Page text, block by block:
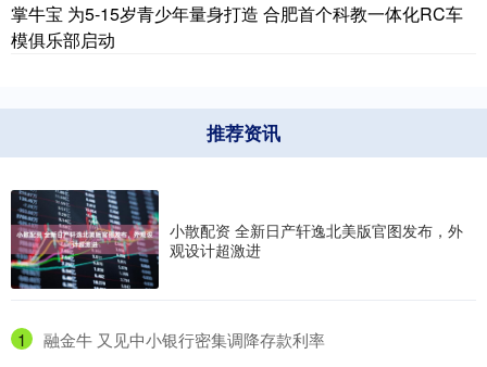
掌牛宝 为5-15岁青少年量身打造 合肥首个科教一体化RC车
模俱乐部启动
推荐资讯
小散配资 全新日产轩逸北美版官图发布，外
观设计超激进
1 ​融金牛 又见中小银行密集调降存款利率